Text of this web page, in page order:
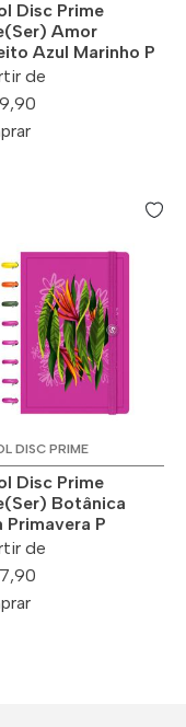
Disc Prime
Amor
Azul Marinho P
de
DISC PRIME
Disc Prime
Botânica
Primavera P
de